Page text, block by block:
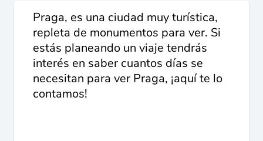
Praga, es una ciudad muy turística,
repleta de monumentos para ver. Si
estás planeando un viaje tendrás
interés en saber cuantos días se
necesitan para ver Praga, ¡aquí te lo
contamos!